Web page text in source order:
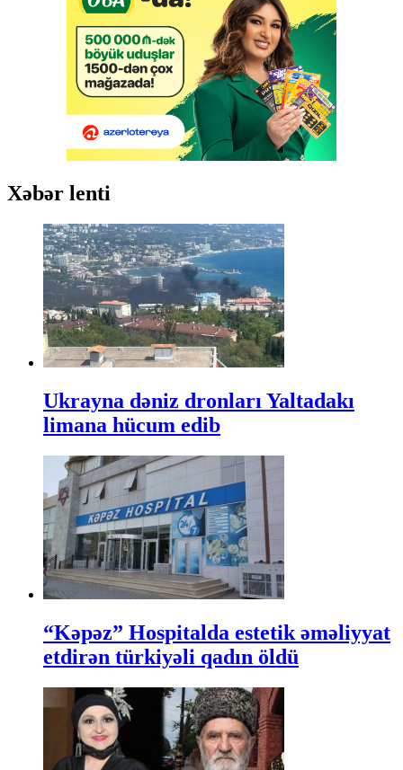
Xəbər lenti
Ukrayna dəniz dronları Yaltadakı
limana hücum edib
“Kəpəz” Hospitalda estetik əməliyyat
etdirən türkiyəli qadın öldü